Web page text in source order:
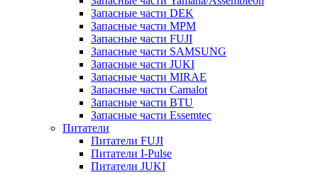
Запасные части DEK
Запасные части MPM
Запасные части FUJI
Запасные части SAMSUNG
Запасные части JUKI
Запасные части MIRAE
Запасные части Camalot
Запасные части BTU
Запасные части Essemtec
Питатели
Питатели FUJI
Питатели I-Pulse
Питатели JUKI